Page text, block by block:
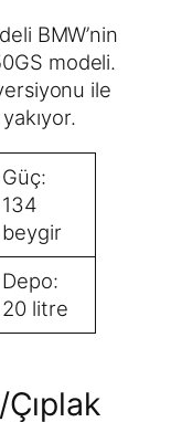
BMW’nin
modeli.
ile
Güç:
134
beygir
Depo:
20 litre